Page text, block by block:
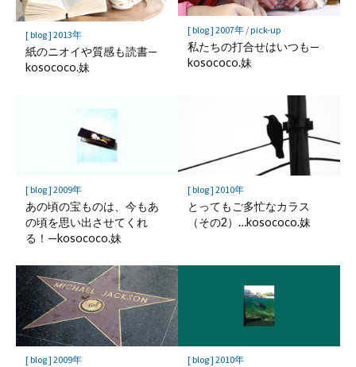
[ blog ] 2013年
紙のニオイや質感も読書—
kosococo.妹
[ blog ] 2007年/pick-up
私たちの打合せはいつも—
kosococo.妹
[ blog ] 2009年
あの頃の宝ものは、今もあ
の頃を思い出させてくれ
る！—kosococo.妹
[ blog ] 2010年
とってもご多忙なカラス
（その2）…kosococo.妹
[ blog ] 2009年 [ blog ] 2010年